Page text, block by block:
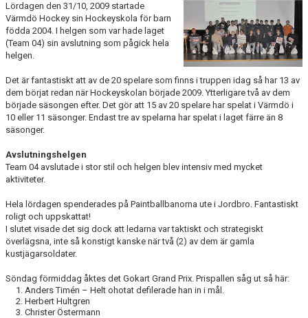
OM KLUBBEN
HISTORIA
DOKUMENT
MEDLEMSINFO
KONTAKT
Lördagen den 31/10, 2009 startade
Värmdö Hockey sin Hockeyskola för barn
födda 2004. I helgen som var hade laget
(Team 04) sin avslutning som pågick hela
helgen.
Det är fantastiskt att av de 20 spelare som finns i truppen idag så har 13 av
dem börjat redan när Hockeyskolan började 2009. Ytterligare två av dem
började säsongen efter. Det gör att 15 av 20 spelare har spelat i Värmdö i
10 eller 11 säsonger. Endast tre av spelarna har spelat i laget färre än 8
säsonger.
Avslutningshelgen
Team 04 avslutade i stor stil och helgen blev intensiv med mycket
aktiviteter.
Hela lördagen spenderades på Paintballbanorna ute i Jordbro. Fantastiskt
roligt och uppskattat!
I slutet visade det sig dock att ledarna var taktiskt och strategiskt
överlägsna, inte så konstigt kanske när två (2) av dem är gamla
kustjägarsoldater.
Söndag förmiddag åktes det Gokart Grand Prix. Prispallen såg ut så här:
1. Anders Timén – Helt ohotat defilerade han in i mål.
2. Herbert Hultgren
3. Christer Östermann